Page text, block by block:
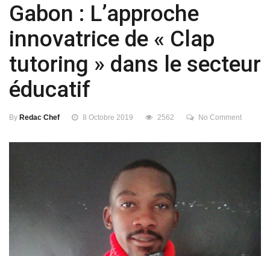
Gabon : L’approche
innovatrice de « Clap
tutoring » dans le secteur
éducatif
By Redac Chef 8 Octobre 2019 2562 No Comment